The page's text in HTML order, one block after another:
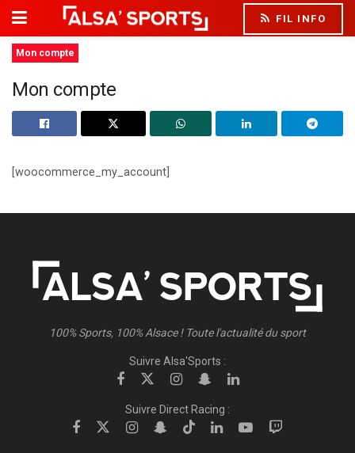
FIL INFO
Mon compte
Mon compte
[woocommerce_my_account]
100% Sports, 100% Alsace ! Toute l'actualité du sport
Suivre Alsa'Sports :
Suivre Direct Racing :